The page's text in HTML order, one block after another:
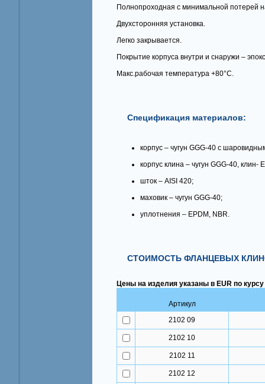
Полнопроходная с минимальной потерей
Двухсторонняя установка.
Легко закрывается.
Покрытие корпуса внутри и снаружи –
Макс.рабочая температура +80°С.
Спецификация материалов:
корпус – чугун GGG-40 с
корпус клина – чугун GGG-40, клин-
шток – AISI 420;
маховик – чугун GGG-40;
уплотнения – EPDM, NBR.
СТОИМОСТЬ ФЛАНЦЕВЫХ
Цены на изделия указаны в EUR по
Артикул
2102 09
2102 10
2102 11
2102 12